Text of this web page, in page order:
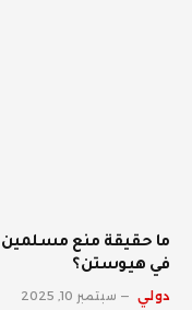
ما حقيقة منع مسلمين
في هيوستن؟
دولي سبتمبر 10, 2025